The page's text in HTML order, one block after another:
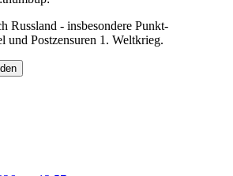
Russland - insbesondere Punkt-
und Postzensuren 1. Weltkrieg.